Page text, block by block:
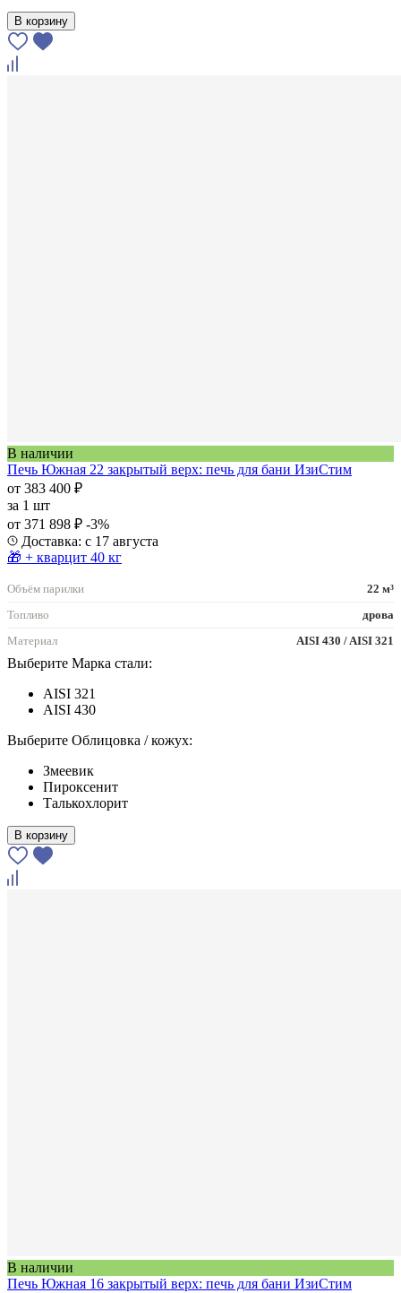
В корзину
В наличии
Печь Южная 22 закрытый верх: печь для бани ИзиСтим
от 383 400 ₽
за 1 шт
от 371 898 ₽ -3%
Доставка: с 17 августа
🎁 + кварцит 40 кг
Объём парилки
22 м³
Топливо
дрова
Материал
AISI 430 / AISI 321
Выберите Марка стали:
AISI 321
AISI 430
Выберите Облицовка / кожух:
Змеевик
Пироксенит
Талькохлорит
В корзину
В наличии
Печь Южная 16 закрытый верх: печь для бани ИзиСтим